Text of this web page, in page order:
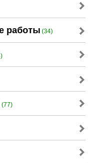
работы (34)
(77)